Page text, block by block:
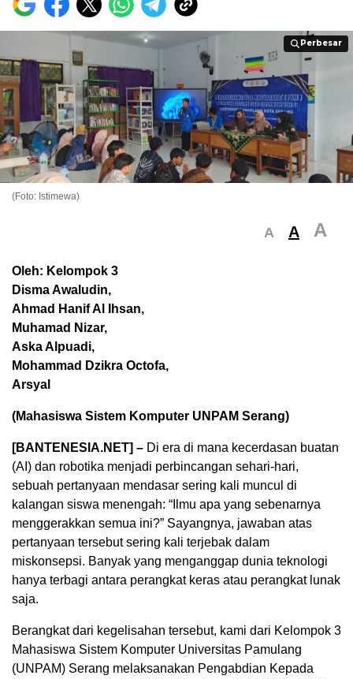
Perbesar
Perbesar
(Foto: Istimewa)
A A A
Oleh: Kelompok 3
Disma Awaludin,
Ahmad Hanif Al Ihsan,
Muhamad Nizar,
Aska Alpuadi,
Mohammad Dzikra Octofa,
Arsyal
(Mahasiswa Sistem Komputer UNPAM Serang)
[BANTENESIA.NET] – Di era di mana kecerdasan buatan
(AI) dan robotika menjadi perbincangan sehari-hari,
sebuah pertanyaan mendasar sering kali muncul di
kalangan siswa menengah: “Ilmu apa yang sebenarnya
menggerakkan semua ini?” Sayangnya, jawaban atas
pertanyaan tersebut sering kali terjebak dalam
miskonsepsi. Banyak yang menganggap dunia teknologi
hanya terbagi antara perangkat keras atau perangkat lunak
saja.
Berangkat dari kegelisahan tersebut, kami dari Kelompok 3
Mahasiswa Sistem Komputer Universitas Pamulang
(UNPAM) Serang melaksanakan Pengabdian Kepada